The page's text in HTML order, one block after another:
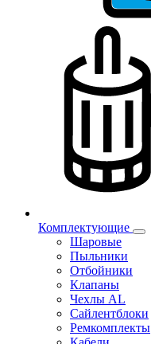
Комплектующие
Шаровые
Пыльники
Отбойники
Клапаны
Чехлы AL
Сайлентблоки
Ремкомплекты